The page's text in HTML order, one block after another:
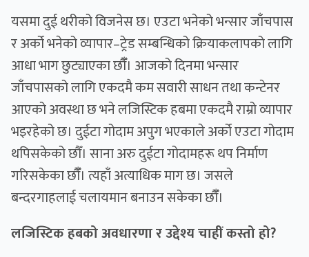
यसमा दुई थरीको विजनेस छ। एउटा भनेको भन्सार जाँचपास
र अर्को भनेको व्यापार–ट्रेड सम्बन्धिको क्रियाकलापको लागि
आधा भाग छुट्याएका छौँँ। आजको दिनमा भन्सार
जाँचपासको लागि एकदमै कम सवारी साधन तथा कन्टेनर
आएको अवस्था छ भने लजिस्टिक हबमा एकदमै राम्रो व्यापार
भइरहेको छ। दुईटा गोदाम अपुग भएकाले अर्को एउटा गोदाम
थपिसकेको छौँ। साना अरु दुईटा गोदामहरू थप निर्माण
गरिसकेका छौँँ। त्यहाँ अत्याधिक माग छ। जसले
बन्दरगाहलाई चलायमान बनाउन सकेका छौँँ।
लजिस्टिक हबको अवधारणा र उद्देश्य चाहीं कस्तो हो?